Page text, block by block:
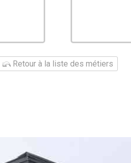
Retour à la liste des métiers